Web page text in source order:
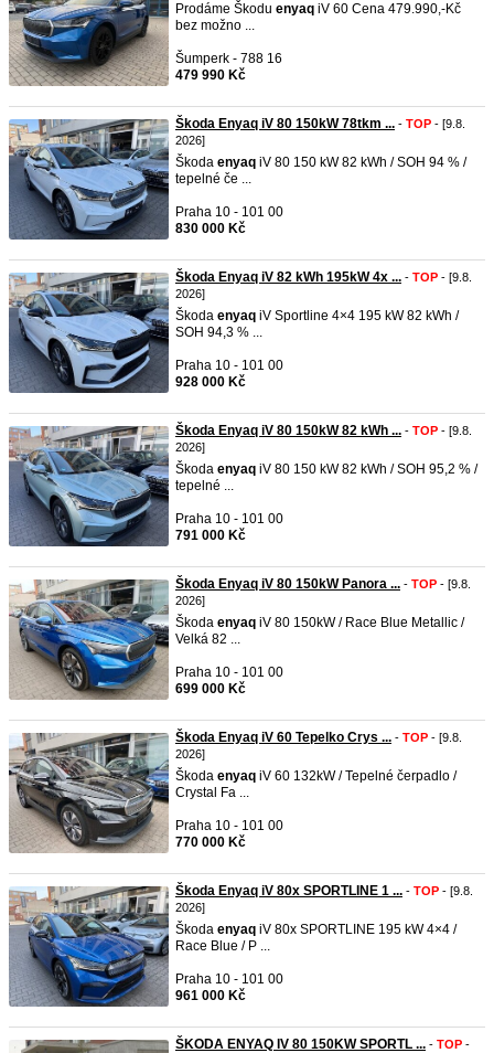
Prodáme Škodu enyaq iV 60 Cena 479.990,-Kč
bez možno ...
Šumperk - 788 16
479 990 Kč
Škoda Enyaq iV 80 150kW 78tkm ... - TOP - [9.8.
2026]
Škoda enyaq iV 80 150 kW 82 kWh / SOH 94 % /
tepelné če ...
Praha 10 - 101 00
830 000 Kč
Škoda Enyaq iV 82 kWh 195kW 4x ... - TOP - [9.8.
2026]
Škoda enyaq iV Sportline 4×4 195 kW 82 kWh /
SOH 94,3 % ...
Praha 10 - 101 00
928 000 Kč
Škoda Enyaq iV 80 150kW 82 kWh ... - TOP - [9.8.
2026]
Škoda enyaq iV 80 150 kW 82 kWh / SOH 95,2 % /
tepelné ...
Praha 10 - 101 00
791 000 Kč
Škoda Enyaq iV 80 150kW Panora ... - TOP - [9.8.
2026]
Škoda enyaq iV 80 150kW / Race Blue Metallic /
Velká 82 ...
Praha 10 - 101 00
699 000 Kč
Škoda Enyaq iV 60 Tepelko Crys ... - TOP - [9.8.
2026]
Škoda enyaq iV 60 132kW / Tepelné čerpadlo /
Crystal Fa ...
Praha 10 - 101 00
770 000 Kč
Škoda Enyaq iV 80x SPORTLINE 1 ... - TOP - [9.8.
2026]
Škoda enyaq iV 80x SPORTLINE 195 kW 4×4 /
Race Blue / P ...
Praha 10 - 101 00
961 000 Kč
ŠKODA ENYAQ IV 80 150KW SPORTL ... - TOP -